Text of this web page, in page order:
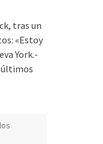
tras un
«Estoy
York.-
últimos